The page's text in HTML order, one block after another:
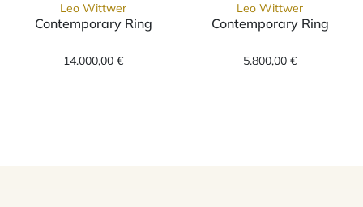
Leo Wittwer
Contemporary Ring
14.000,00 €
Leo Wittwer
Contemporary Ring
5.800,00 €